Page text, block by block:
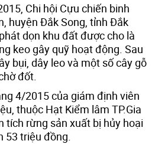
Chi hội Cựu chiến binh
huyện Đắk Song, tỉnh Đắk
dọn khu đất được cho là
keo gây quỹ hoạt động. Sau
bụi, dây leo và một số cây gỗ
đốt.
4/2015 của giám định viên
thuộc Hạt Kiểm lâm TP.Gia
tích rừng sản xuất bị hủy hoại
53 triệu đồng.